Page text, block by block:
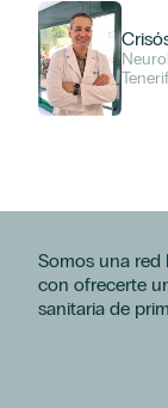
Somos una
con ofrecerte
sanitaria de